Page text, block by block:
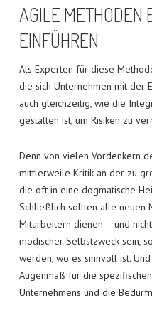
AGILE METHODEN
EINFÜHREN
Als Experten für diese
die sich Unternehmen mit der
auch gleichzeitig, wie die
gestalten ist, um Risiken zu
Denn von vielen Vordenkern
mittlerweile Kritik an der zu
die oft in eine dogmatische
Schließlich sollten alle neuen
Mitarbeitern dienen – und
modischer Selbstzweck sein,
werden, wo es sinnvoll ist.
Augenmaß für die
Unternehmens und die